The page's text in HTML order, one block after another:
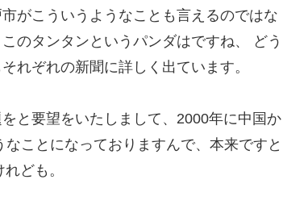
がこういうようなことも言えるのではな
のタンタンというパンダはですね、 どう
れぞれの新聞に詳しく出ています。
と要望をいたしまして、2000年に中国か
ことになっておりますんで、本来ですと
ども。